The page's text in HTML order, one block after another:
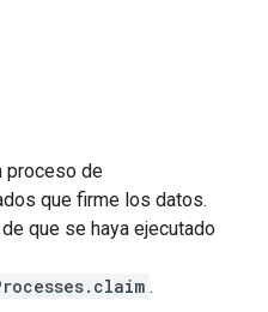
proceso de
que firme los datos.
que se haya ejecutado
.